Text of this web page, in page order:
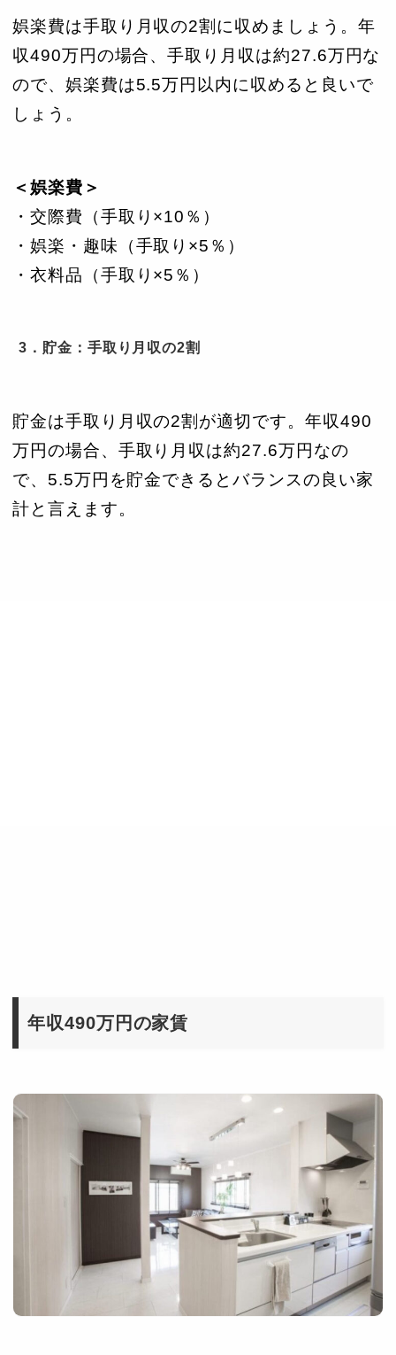
娯楽費は手取り月収の2割に収めましょう。年
収490万円の場合、手取り月収は約27.6万円な
ので、娯楽費は5.5万円以内に収めると良いで
しょう。
＜娯楽費＞
・交際費（手取り×10％）
・娯楽・趣味（手取り×5％）
・衣料品（手取り×5％）
3．貯金：手取り月収の2割
貯金は手取り月収の2割が適切です。年収490
万円の場合、手取り月収は約27.6万円なの
で、5.5万円を貯金できるとバランスの良い家
計と言えます。
年収490万円の家賃